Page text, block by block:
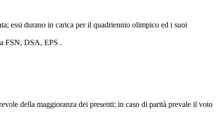
essi durano in carica per il quadriennio olimpico ed i suoi
FSN, DSA, EPS .
della maggioranza dei presenti; in caso di parità prevale il voto